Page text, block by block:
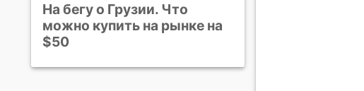
На бегу о Грузии. Что
можно купить на рынке на
$50